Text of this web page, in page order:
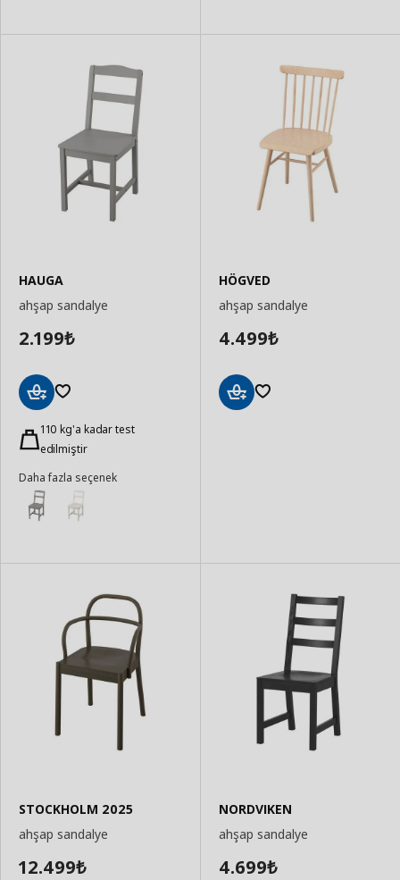
HAUGA
ahşap sandalye
2.199₺
Ekle 110 kg'a kadar test
edilmiştir
Daha fazla seçenek
HÖGVED
ahşap sandalye
4.499₺
STOCKHOLM 2025
ahşap sandalye
12.499₺
NORDVIKEN
ahşap sandalye
4.699₺